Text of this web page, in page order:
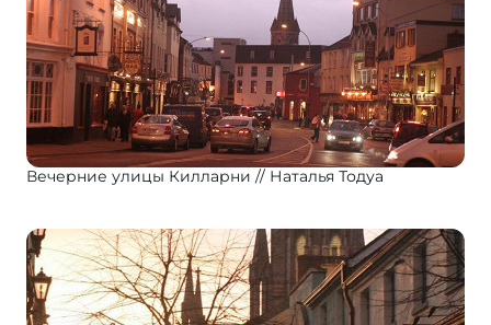
Вечерние улицы Килларни Наталья Тодуа